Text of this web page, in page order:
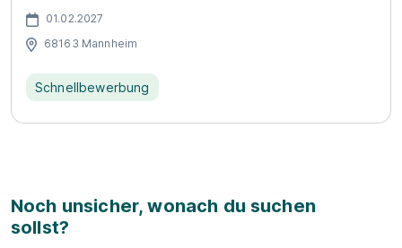
01.02.2027
68163 Mannheim
Schnellbewerbung
Noch unsicher, wonach du suchen
sollst?